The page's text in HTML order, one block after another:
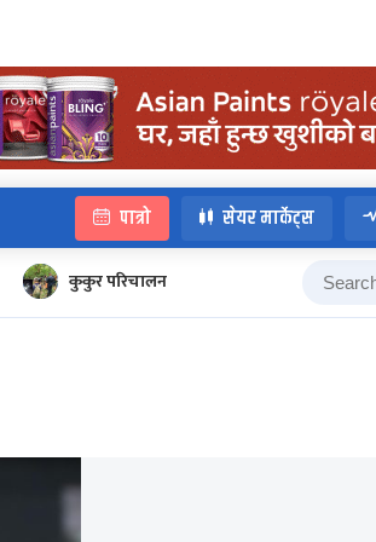
पात्रो सेयर मार्केट्स
कुकुर परिचालन